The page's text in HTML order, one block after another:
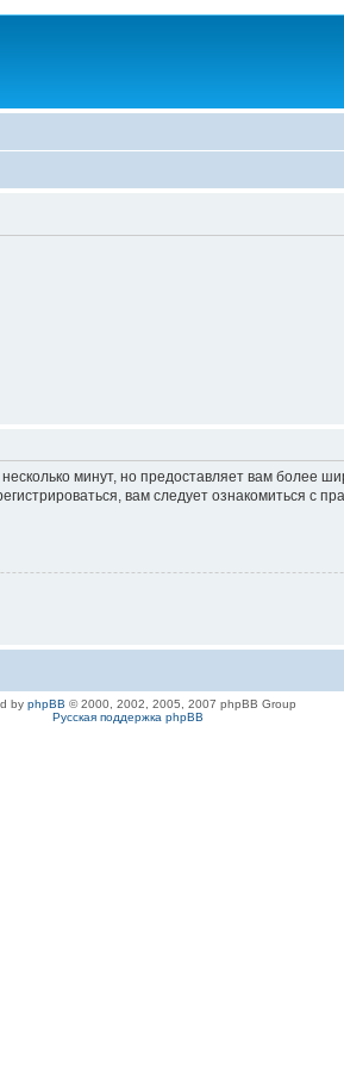
минут, но предоставляет вам более
вам следует ознакомиться с
by phpBB © 2000, 2002, 2005, 2007 phpBB Group
Русская поддержка phpBB